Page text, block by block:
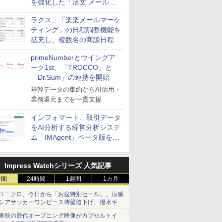
を強化した「活文 メール誤
送信防止アドインサービス」
を提供
ラクス、「楽楽メールマーケ
ティング」の日程調整機能を
拡充し、複数名の商談日程調
整を効率化
primeNumberとウイングア
ーク1st、「TROCCO」と
「Dr.Sum」の連携を開始
基幹データの集約からAI活用・
業務還元までを一貫支援
インフォマート、取引データ
をAI分析する経営分析システ
ム「IMAgent」ベータ版を提
Impress Watchシリーズ 人気記事
24時間 1週間 1カ月
ニクロ、今日から「お盆特別セール」。涼感
アサッカーワンピース待望値下げ、撥水ギア
ョーツは1990円に
映の歴代オープニング映像がカプセルトイ